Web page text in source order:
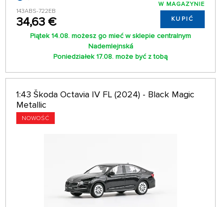
143ABS-722EB
34,63 €
W MAGAZYNIE
KUPIĆ
Piątek 14.08. możesz go mieć w sklepie centralnym
Nademlejnská
Poniedziałek 17.08. może być z tobą
1:43 Škoda Octavia IV FL (2024) - Black Magic
Metallic
NOWOŚĆ